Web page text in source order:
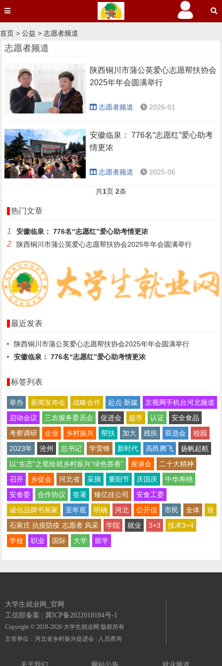
首页 > 公益 > 志愿者频道
志愿者频道
陕西铜川市蒲公英爱心志愿帮扶协会
2025年年会圆满举行
志愿者频道 2026-01
安徽临泉： 776名“志愿红”爱心助考
情更浓
志愿者频道 2025-06
共1页 2条
热门文章
1 安徽临泉： 776名“志愿红”爱心助考情更浓
2 陕西铜川市蒲公英爱心志愿帮扶协会2025年年会圆满举行
最近发表
陕西铜川市蒲公英爱心志愿帮扶协会2025年年会圆满举行
安徽临泉： 776名“志愿红”爱心助考情更浓
标签列表
举办 新闻发布会 战略合作 起点∙新媒
京视网手机台河北频道
启动会议
三农服务委员会 促进会 超市 认证
安全食品
考察调研
企业 乡村振兴 帮扶 加大 残疾 双选会
校园
2023年
沧州 总书记 学雷锋 新时代 高邑腾飞
扬帆起航
以“生态”之笔绘就乡村振兴“绿色答卷”
座谈会
二十大精神
召开
乡促会 河北省 采摘 重阳节 庆国庆
中华寿桃
安食委
合作协议 签署 臻亿佳公司
安食工委
诚信品牌书画家
至年底 明确 河北 公开信 市民 全体
致
石家庄 抗疫防疫 志愿者 风采
学院 就业 3+3
技术3+4
学校
职业 国际 大学 留学
大学生就业网_官网
工信部备案 冀ICP备2022018184号-1
Copyright © 2018-2026 大学生就业网 版权所有
主管单位：河北省乡村振兴促进会
人员查询